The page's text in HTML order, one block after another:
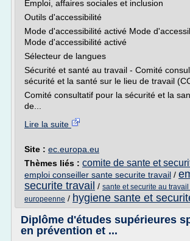
Emploi, affaires sociales et inclusion
Outils d'accessibilité
Mode d'accessibilité activé Mode
Mode d'accessibilité activé
Sélecteur de langues
Sécurité et santé au travail - Comité
sécurité et la santé sur le lieu de travail
Comité consultatif pour la sécurité et la
de...
Lire la suite
Site : ec.europa.eu
Thèmes liés : comite de sante et
emploi conseiller sante securite travail /
securite travail / sante et securite au
europeenne / hygiene sante et
Diplôme d'études supérieures
en prévention et ...